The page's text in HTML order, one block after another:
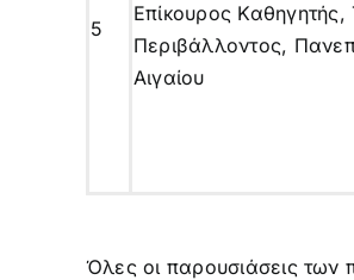
5
Επίκουρος Καθηγητής,
Περιβάλλοντος,
Αιγαίου
Όλες οι παρουσιάσεις των